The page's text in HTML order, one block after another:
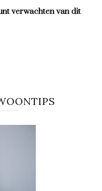
verwachten van dit